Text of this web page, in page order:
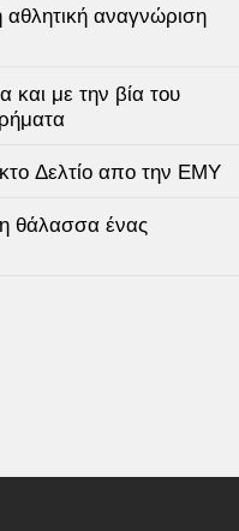
αναγνώριση
και με την βία του
Δελτίο απο την ΕΜΥ
θάλασσα ένας